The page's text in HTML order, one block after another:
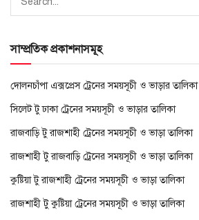
সাম্প্রতিক প্রকাশনাসমূহ
দোলনচাঁপা এক্সপ্রেস ট্রেনের সময়সূচী ও ভাড়ার তালিকা
সিলেট টু ঢাকা ট্রেনের সময়সূচী ও ভাড়ার তালিকা
রাজবাড়ি টু রাজশাহী ট্রেনের সময়সূচী ও ভাড়া তালিকা
রাজশাহী টু রাজবাড়ি ট্রেনের সময়সূচী ও ভাড়া তালিকা
কুষ্টিয়া টু রাজশাহী ট্রেনের সময়সূচী ও ভাড়া তালিকা
রাজশাহী টু কুষ্টিয়া ট্রেনের সময়সূচী ও ভাড়া তালিকা